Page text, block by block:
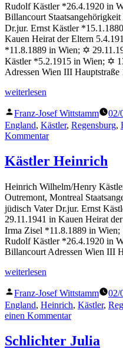
Rudolf Kästler *26.4.1920 in
Billancourt
Dr.jur. Ernst Kästler
Kauen Heirat der Eltern
*11.8.1889 in Wien; ✡
Kästler *5.2.1915 in Wien; ✡
Adressen Wien III
„Kästler
weiterlesen
Veröffentlicht
von
Franz-Josef Wittstamm 02/
England, Kästler, Regensburg,
Kommentarzu
Rudolf
Kästler Heinrich
Heinrich Wilhelm/Henry
Outremont, Montreal
jüdisch Vater Dr.jur. Ernst
29.11.1941 in Kauen Heirat
Irma Zisel *11.8.1889 in
Rudolf Kästler *26.4.1920 in
Billancourt Adressen Wien III
„Kästler
weiterlesen
Veröffentlicht
von
Franz-Josef Wittstamm 02/
England, Heinrich, Kästler,
einen Kommentarzu
Heinrich
Schlichter Julia